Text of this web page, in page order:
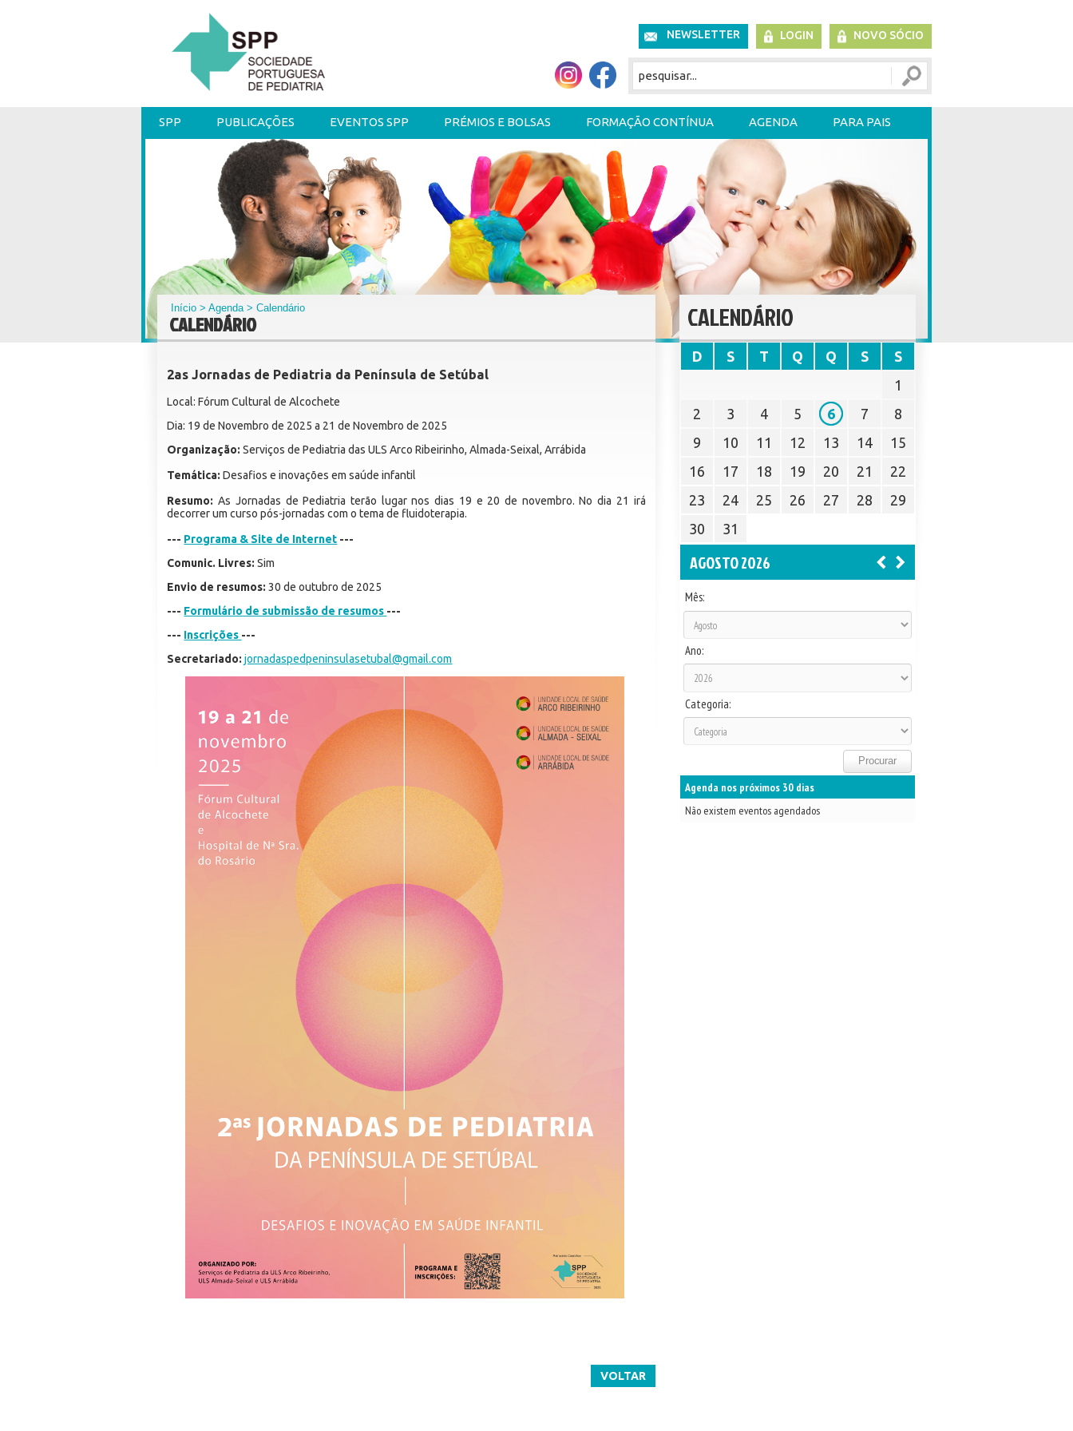
NEWSLETTER LOGIN NOVO SÓCIO
SPP PUBLICAÇÕES EVENTOS SPP PRÉMIOS E BOLSAS FORMAÇÃO CONTÍNUA AGENDA PARA PAIS
Início >Agenda> Calendário
CALENDÁRIO
2as Jornadas de Pediatria da Península de Setúbal
Local: Fórum Cultural de Alcochete
Dia: 19 de Novembro de 2025 a 21 de Novembro de 2025
Organização: Serviços de Pediatria das ULS Arco Ribeirinho, Almada-Seixal, Arrábida
Temática: Desafios e inovações em saúde infantil
Resumo: As Jornadas de Pediatria terão lugar nos dias 19 e 20 de novembro. No dia 21 irá
decorrer um curso pós-jornadas com o tema de fluidoterapia.
--- Programa & Site de Internet ---
Comunic. Livres: Sim
Envio de resumos: 30 de outubro de 2025
--- Formulário de submissão de resumos ---
--- Inscrições ---
Secretariado: jornadaspedpeninsulasetubal@gmail.com
VOLTAR
CALENDÁRIO
D S T Q Q S
S
1
2
3 4 5 6 7
8
9
10 11 12 13 14
15
16
17 18 19 20 21
22
23
24 25 26 27 28
29
30
31
AGOSTO 2026
Mês:
Ano:
Categoria:
Agenda nos próximos 30 dias
Não existem eventos agendados